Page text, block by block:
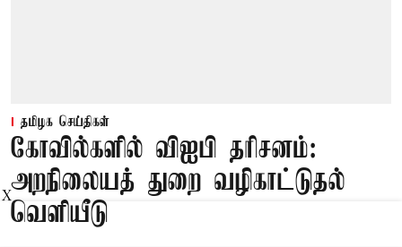
தமிழக செய்திகள்
கோவில்களில் விஐபி தரிசனம்:
அறநிலையத் துறை வழிகாட்டுதல்
வெளியீடு
X